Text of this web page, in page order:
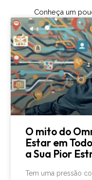
Conheça um
O mito do
Estar em
a Sua Pior
Tem uma pressão